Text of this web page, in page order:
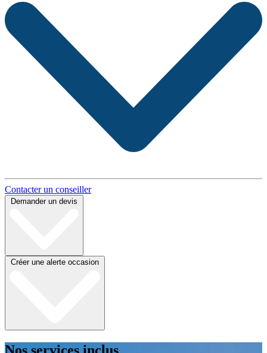
Contacter un conseiller
Demander un devis
Créer une alerte occasion